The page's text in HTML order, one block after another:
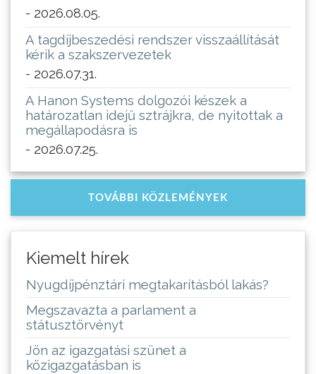
- 2026.08.05.
A tagdíjbeszedési rendszer visszaállítását
kérik a szakszervezetek
- 2026.07.31.
A Hanon Systems dolgozói készek a
határozatlan idejű sztrájkra, de nyitottak a
megállapodásra is
- 2026.07.25.
TOVÁBBI KÖZLEMÉNYEK
Kiemelt hírek
Nyugdíjpénztári megtakarításból lakás?
Megszavazta a parlament a
státusztörvényt
Jön az igazgatási szünet a
közigazgatásban is